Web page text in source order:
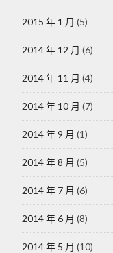
2015 年 1 月 (5)
2014 年 12 月 (6)
2014 年 11 月 (4)
2014 年 10 月 (7)
2014 年 9 月 (1)
2014 年 8 月 (5)
2014 年 7 月 (6)
2014 年 6 月 (8)
2014 年 5 月 (10)